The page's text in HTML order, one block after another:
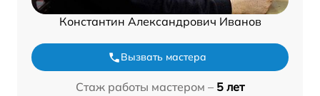
Константин Александрович Иванов
Вызвать мастера
Стаж работы мастером – 5 лет